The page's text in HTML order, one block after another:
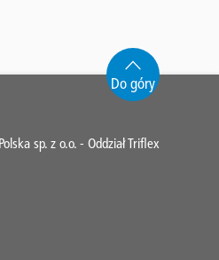
Do góry
sp. z o.o. - Oddział Triflex